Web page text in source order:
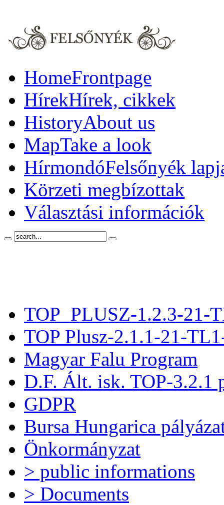
HomeFrontpage
HírekHírek, cikkek
HistoryAbout us
MapTake a look
HírmondóFelsőnyék
Körzeti megbízottak
Választási információk
TOP_PLUSZ-1.2.3-21-
TOP Plusz-2.1.1-21-
Magyar Falu Program
D.F. Ált. isk. TOP-3.2.1
GDPR
Bursa Hungarica
Önkormányzat
> public informations
> Documents